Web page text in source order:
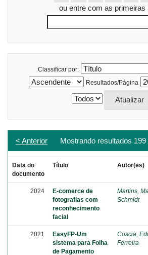
ou entre com as primeiras
Classificar por:
Resultados/Página
Mostrando resultados 199
< Anterior
Data do
documento
Título Autor(es)
2024
E-comerce de
fotografias com
reconhecimento
facial
Martins,
Schmidt
2021
EasyFP-Um
sistema para Folha
de Pagamento
Coscia,
Ferreira